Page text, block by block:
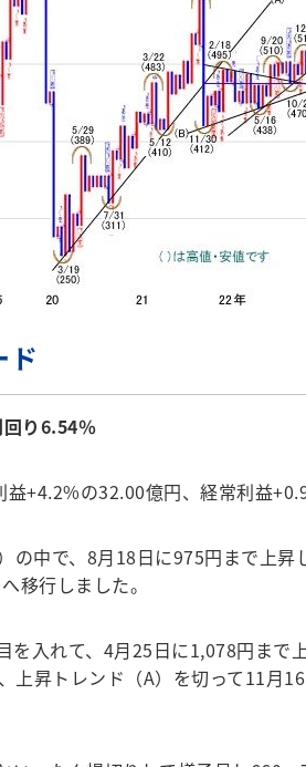
り6.54％
+4.2%の32.00億円、経常利益
中で、8月18日に975円まで上
移行しました。
入れて、4月25日に1,078円ま
昇トレンド（A）を切って11月